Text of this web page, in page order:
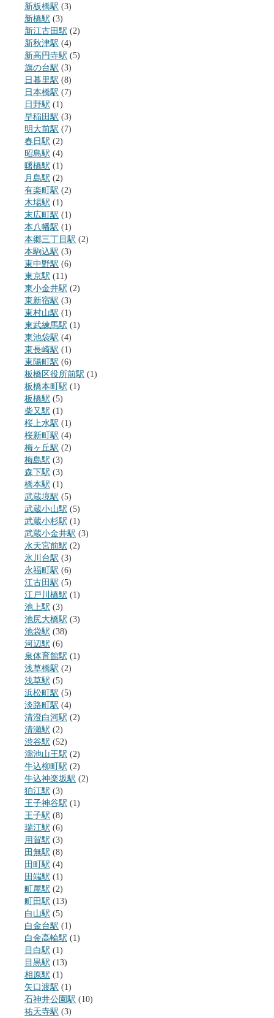
新板橋駅 (3)
新橋駅 (3)
新江古田駅 (2)
新秋津駅 (4)
新高円寺駅 (5)
旗の台駅 (3)
日暮里駅 (8)
日本橋駅 (7)
日野駅 (1)
早稲田駅 (3)
明大前駅 (7)
春日駅 (2)
昭島駅 (4)
曙橋駅 (1)
月島駅 (2)
有楽町駅 (2)
木場駅 (1)
末広町駅 (1)
本八幡駅 (1)
本郷三丁目駅 (2)
本駒込駅 (3)
東中野駅 (6)
東京駅 (11)
東小金井駅 (2)
東新宿駅 (3)
東村山駅 (1)
東武練馬駅 (1)
東池袋駅 (4)
東長崎駅 (1)
東陽町駅 (6)
板橋区役所前駅 (1)
板橋本町駅 (1)
板橋駅 (5)
柴又駅 (1)
桜上水駅 (1)
桜新町駅 (4)
梅ヶ丘駅 (2)
梅島駅 (3)
森下駅 (3)
橋本駅 (1)
武蔵境駅 (5)
武蔵小山駅 (5)
武蔵小杉駅 (1)
武蔵小金井駅 (3)
水天宮前駅 (2)
氷川台駅 (3)
永福町駅 (6)
江古田駅 (5)
江戸川橋駅 (1)
池上駅 (3)
池尻大橋駅 (3)
池袋駅 (38)
河辺駅 (6)
泉体育館駅 (1)
浅草橋駅 (2)
浅草駅 (5)
浜松町駅 (5)
淡路町駅 (4)
清澄白河駅 (2)
清瀬駅 (2)
渋谷駅 (52)
溜池山王駅 (2)
牛込柳町駅 (2)
牛込神楽坂駅 (2)
狛江駅 (3)
王子神谷駅 (1)
王子駅 (8)
瑞江駅 (6)
用賀駅 (3)
田無駅 (8)
田町駅 (4)
田端駅 (1)
町屋駅 (2)
町田駅 (13)
白山駅 (5)
白金台駅 (1)
白金高輪駅 (1)
目白駅 (1)
目黒駅 (13)
相原駅 (1)
矢口渡駅 (1)
石神井公園駅 (10)
祐天寺駅 (3)